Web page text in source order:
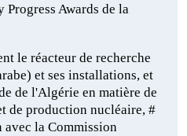
Progress Awards de la
le réacteur de recherche
et ses installations, et
de l'Algérie en matière de
de production nucléaire, #
la Commission